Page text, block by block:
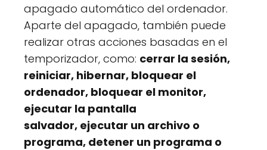
apagado automático del ordenador.
Aparte del apagado, también puede
realizar otras acciones basadas en el
temporizador, como: cerrar la sesión,
reiniciar, hibernar, bloquear el
ordenador, bloquear el monitor,
ejecutar la pantalla
salvador, ejecutar un archivo o
programa, detener un programa o